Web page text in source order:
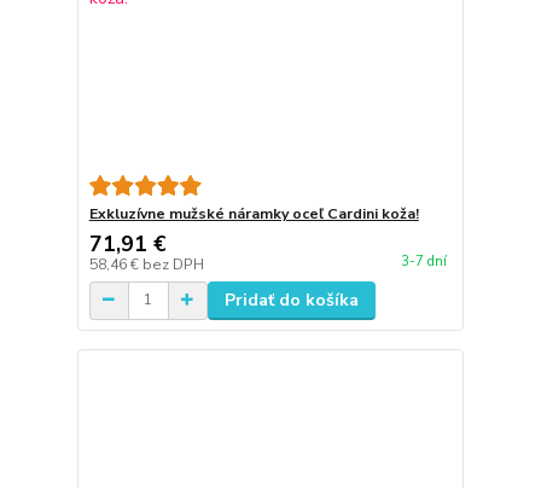
Exkluzívne mužské náramky oceľ Cardini koža!
71,91 €
58,46 € bez DPH 3-7 dní
Pridať do košíka